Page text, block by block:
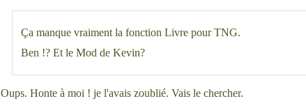
Ça manque vraiment la fonction Livre pour TNG.
Ben !? Et le Mod de Kevin?
Oups. Honte à moi ! je l'avais zoublié. Vais le chercher.